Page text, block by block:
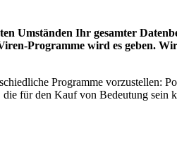
Umständen Ihr gesamter
Programme wird es geben.
Programme vorzustellen:
für den Kauf von Bedeutung sein